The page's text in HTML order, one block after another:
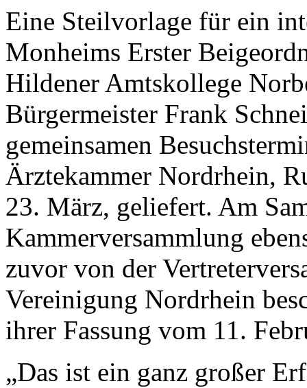
Eine Steilvorlage für ein
Monheims Erster
Hildener Amtskollege
Bürgermeister Frank
gemeinsamen
Ärztekammer Nordrhein,
23. März, geliefert. Am
Kammerversammlung
zuvor von der
Vereinigung Nordrhein
ihrer Fassung vom 11.
„Das ist ein ganz großer